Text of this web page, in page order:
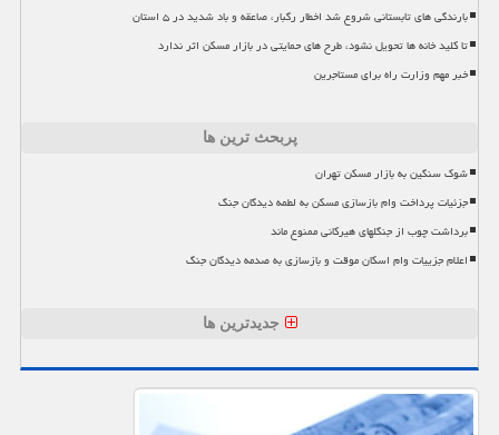
بارندگی های تابستانی شروع شد اخطار رگبار، صاعقه و باد شدید در ۵ استان
تا کلید خانه ها تحویل نشود، طرح های حمایتی در بازار مسکن اثر ندارد
خبر مهم وزارت راه برای مستاجرین
پربحث ترین ها
شوک سنگین به بازار مسکن تهران
جزئیات پرداخت وام بازسازی مسکن به لطمه دیدگان جنگ
برداشت چوب از جنگلهای هیرکانی ممنوع ماند
اعلام جزییات وام اسکان موقت و بازسازی به صدمه دیدگان جنگ
جدیدترین ها